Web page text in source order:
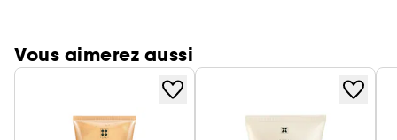
Vous aimerez aussi